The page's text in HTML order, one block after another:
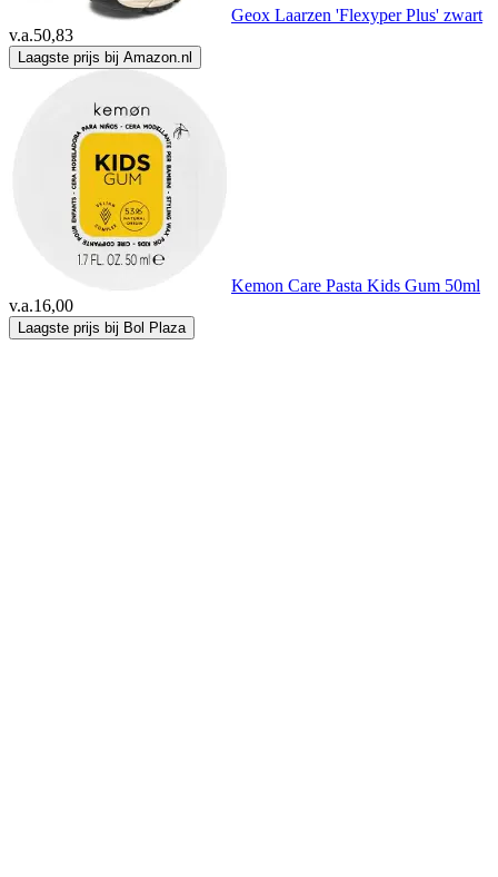
Geox Laarzen 'Flexyper Plus' zwart
v.a.50,83
Laagste prijs bij Amazon.nl
Kemon Care Pasta Kids Gum 50ml
v.a.16,00
Laagste prijs bij Bol Plaza